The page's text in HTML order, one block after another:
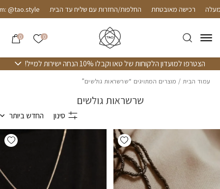
Skip to Contentרכישה מאובטחת החלפות/החזרות עם שליח עד הבית
0 הרשימה
0
הצטרפו למועדון הלקוחות של טאו וקבלו 10% הנחה ישירות למייל!
עמוד הבית / מוצרים המתויגים “שרשראות גולשים”
שרשראות גולשים
סינון החדש ביותר
Add wishlist
בחזרה למעלה